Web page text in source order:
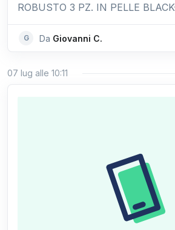
ROBUSTO 3 PZ. IN PELLE
G Da Giovanni C.
07 lug alle 10:11